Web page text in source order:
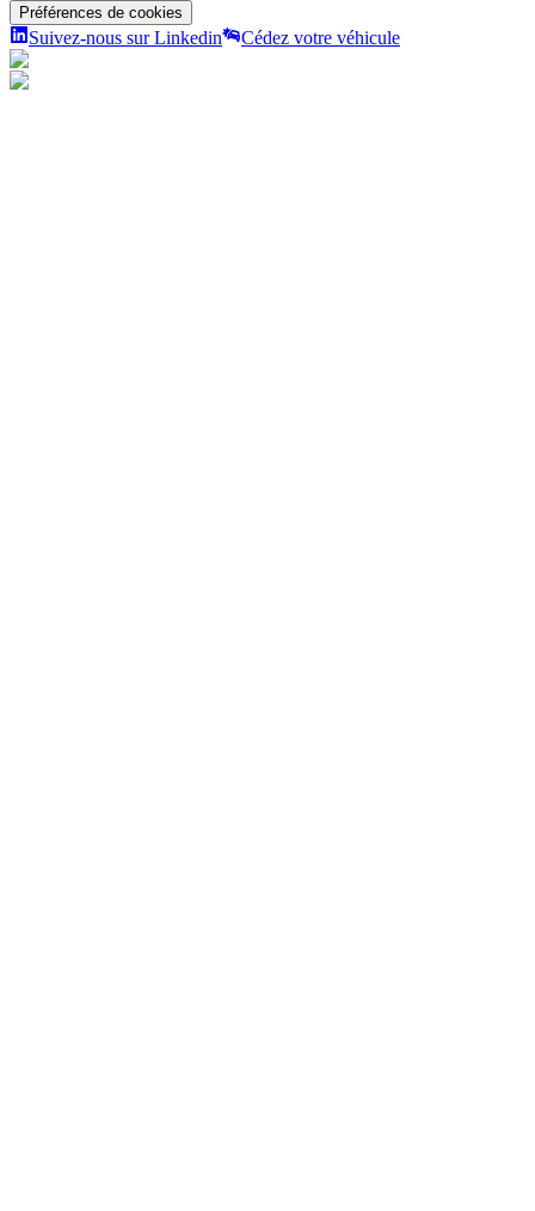
Préférences de cookies
Suivez-nous sur Linkedin Cédez votre véhicule